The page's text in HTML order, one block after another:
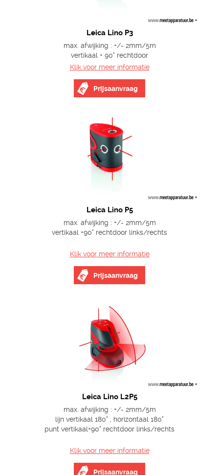
Leica Lino P3
max. afwijking : +/- 2mm/5m
vertikaal + 90° rechtdoor
Klik voor meer informatie
Prijsaanvraag
Leica Lino P5
max. afwijking : +/- 2mm/5m
vertikaal +90° rechtdoor links/rechts
Klik voor meer informatie
Prijsaanvraag
Leica Lino L2P5
max. afwijking : +/- 2mm/5m
lijn vertikaal 180° , horizontaal 180°
punt vertikaal+90° rechtdoor links/rechts
Klik voor meer informatie
Prijsaanvraag